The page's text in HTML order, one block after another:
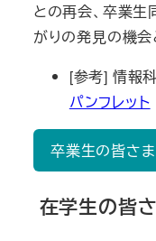
との再会、卒業生
がりの発見の機会
[参考] 情報
パンフレット
卒業生の皆さ
在学生の皆